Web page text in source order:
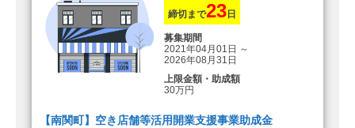
締切まで23 日
募集期間
2021年04月01日 ～
2026年08月31日
上限金額・助成額
30万円
【南関町】空き店舗等活用開業支援事業助成金